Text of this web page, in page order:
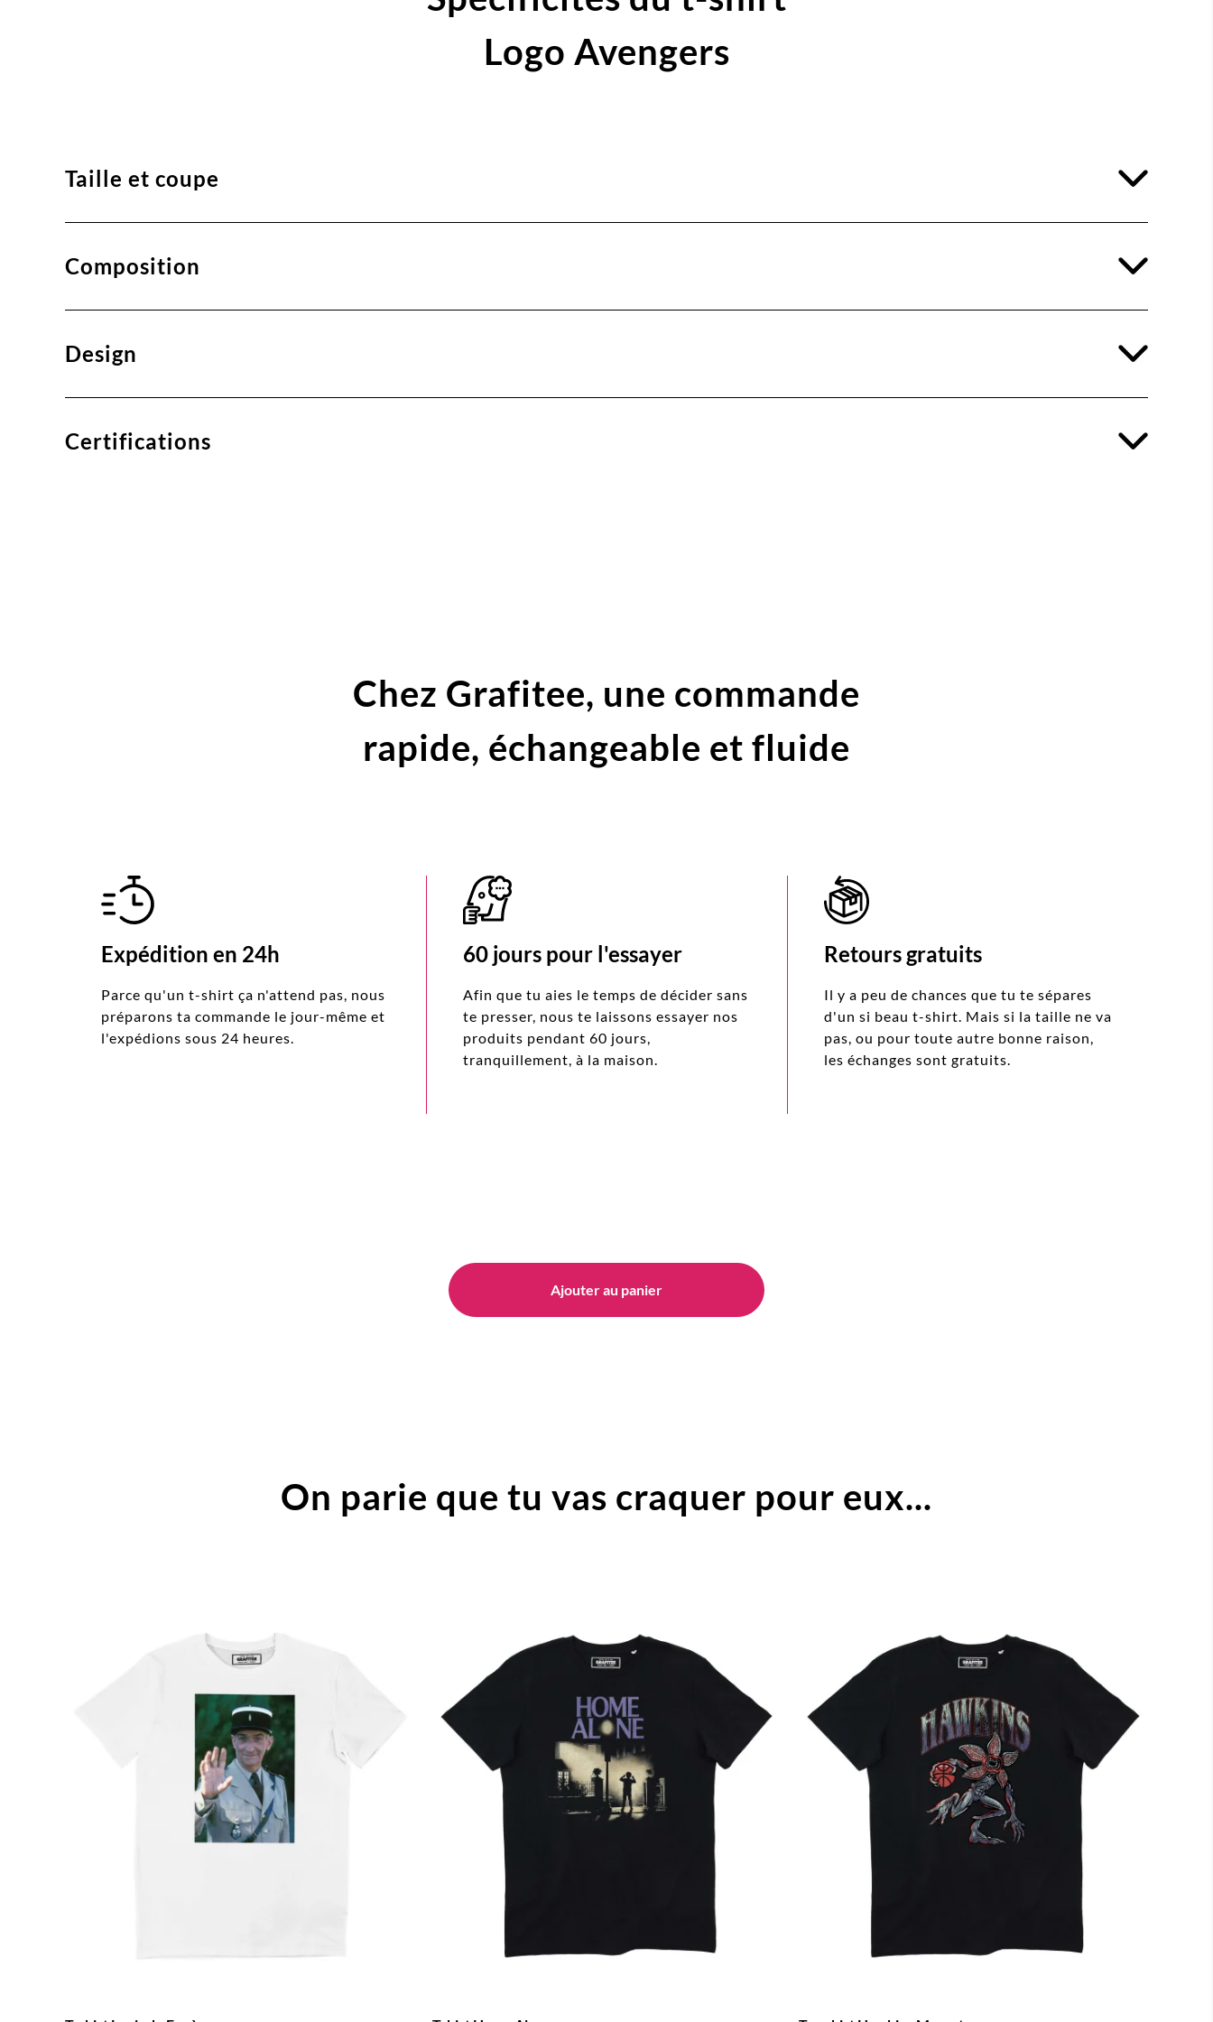
Logo Avengers
Taille et coupe
Composition
Design
Certifications
Chez Grafitee, une commande
rapide, échangeable et fluide
Expédition en 24h
Parce qu'un t-shirt ça n'attend pas, nous
préparons ta commande le jour-même et
l'expédions sous 24 heures.
60 jours pour l'essayer
Afin que tu aies le temps de décider sans
te presser, nous te laissons essayer nos
produits pendant 60 jours,
tranquillement, à la maison.
Retours gratuits
Il y a peu de chances que tu te sépares
d'un si beau t-shirt. Mais si la taille ne va
pas, ou pour toute autre bonne raison,
les échanges sont gratuits.
Ajouter au panier
On parie que tu vas craquer pour eux...